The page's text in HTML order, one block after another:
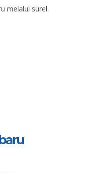
melalui surel.